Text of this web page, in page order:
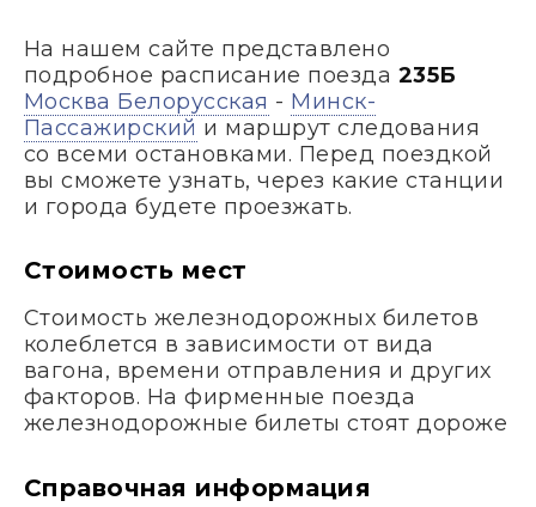
На нашем сайте представлено
подробное расписание поезда 235Б
Москва Белорусская - Минск-
Пассажирский и маршрут следования
со всеми остановками. Перед поездкой
вы сможете узнать, через какие станции
и города будете проезжать.
Стоимость мест
Стоимость железнодорожных билетов
колеблется в зависимости от вида
вагона, времени отправления и других
факторов. На фирменные поезда
железнодорожные билеты стоят дороже
Справочная информация